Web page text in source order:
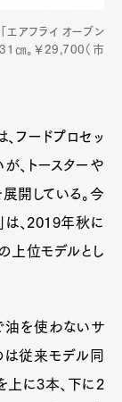
エアフライ オーブン
㎝。￥29,700（市
フードプロセッ
、トースターや
開している。今
は、2019年秋に
上位モデルとし
油を使わないサ
は従来モデル同
上に3本、下に2